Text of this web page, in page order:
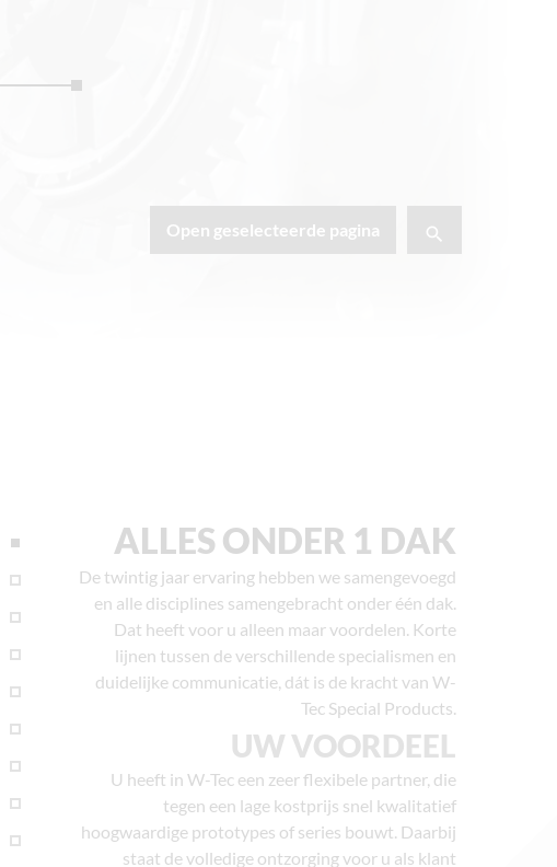
Open geselecteerde pagina
ALLES ONDER 1 DAK
De twintig jaar ervaring hebben we samengevoegd
en alle disciplines samengebracht onder één dak.
Dat heeft voor u alleen maar voordelen. Korte
lijnen tussen de verschillende specialismen en
duidelijke communicatie, dát is de kracht van W-
Tec Special Products.
UW VOORDEEL
U heeft in W-Tec een zeer flexibele partner, die
tegen een lage kostprijs snel kwalitatief
hoogwaardige prototypes of series bouwt. Daarbij
staat de volledige ontzorging voor u als klant